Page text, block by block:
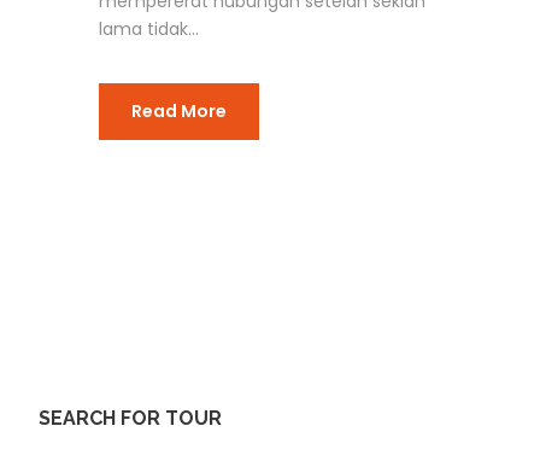
lama tidak...
Read More
SEARCH FOR TOUR